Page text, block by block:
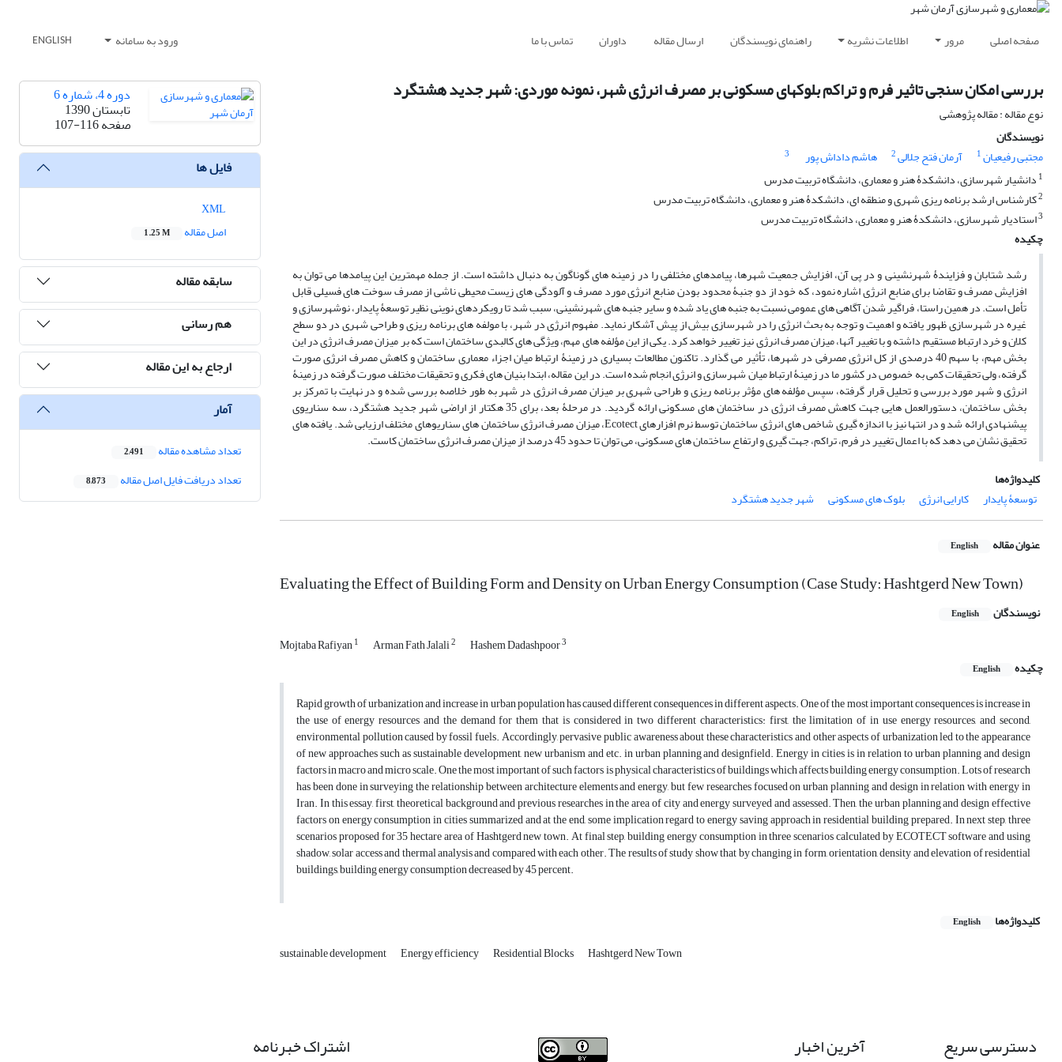
صفحه اصلی مرور اطلاعات نشریه راهنمای نویسندگان ارسال مقاله داوران تماس با ما ورود به سامانه ENGLISH
بررسی امکان سنجی تاثیر فرم و تراکم بلوکهای مسکونی بر مصرف انرژی شهر، نمونه موردی: شهر جدید هشتگرد
نوع مقاله : مقاله پژوهشی
نویسندگان
مجتبی رفیعیان1 آرمان فتح جلالی2 هاشم داداش پور
3
1 دانشیار شهرسازی، دانشکدۀ هنر و معماری، دانشگاه تربیت مدرس
2کارشناس ارشد برنامه ریزی شهری و منطقه ای، دانشکدۀ هنر و معماری، دانشگاه تربیت مدرس
3استادیار شهرسازی، دانشکدۀ هنر و معماری، دانشگاه تربیت مدرس
چکیده
رشد شتابان و فزایندۀ شهرنشینی و در پی آن، افزایش جمعیت شهرها، پیامدهای مختلفی را در زمینه های گوناگون به دنبال داشته است. از جمله مهمترین این پیامدها می توان به
افزایش مصرف و تقاضا برای منابع انرژی اشاره نمود، که خود از دو جنبۀ محدود بودن منابع انرژی مورد مصرف و آلودگی های زیست محیطی ناشی از مصرف سوخت های فسیلی قابل
تأمل است. در همین راستا، فراگیر شدن آگاهی های عمومی نسبت به جنبه های یاد شده و سایر جنبه های شهرنشینی، سبب شد تا رویکردهای نوینی نظیر توسعۀ پایدار، نوشهرسازی و
غیره در شهرسازی ظهور یافته و اهمیت و توجه به بحث انرژی را در شهرسازی بیش از پیش آشکار نماید. مفهوم انرژی در شهر، با مولفه های برنامه ریزی و طراحی شهری در دو سطح
کلان و خرد ارتباط مستقیم داشته و با تغییر آنها، میزان مصرف انرژی نیز تغییر خواهد کرد. یکی از این مؤلفه های مهم، ویژگی های کالبدی ساختمان است که بر میزان مصرف انرژی در این
بخش مهم، با سهم 40 درصدی از کل انرژی مصرفی در شهرها، تأثیر می گذارد. تاکنون مطالعات بسیاری در زمینۀ ارتباط میان اجزاء معماری ساختمان و کاهش مصرف انرژی صورت
گرفته، ولی تحقیقات کمی به خصوص در کشور ما در زمینۀ ارتباط میان شهرسازی و انرژی انجام شده است. در این مقاله، ابتدا بنیان های فکری و تحقیقات مختلف صورت گرفته در زمینۀ
انرژی و شهر مورد بررسی و تحلیل قرار گرفته، سپس مؤلفه های مؤثر برنامه ریزی و طراحی شهری بر میزان مصرف انرژی در شهر به طور خلاصه بررسی شده و در نهایت با تمرکز بر
بخش ساختمان، دستورالعمل هایی جهت کاهش مصرف انرژی در ساختمان های مسکونی ارائه گردید. در مرحلۀ بعد، برای 35 هکتار از اراضی شهر جدید هشتگرد، سه سناریوی
پیشنهادی ارائه شد و در انتها نیز با اندازه گیری شاخص های انرژی ساختمان توسط نرم افزارهای Ecotect، میزان مصرف انرژی ساختمان های سناریوهای مختلف ارزیابی شد. یافته های
تحقیق نشان می دهد که با اعمال تغییر در فرم، تراکم، جهت گیری و ارتفاع ساختمان های مسکونی، می توان تا حدود 45 درصد از میزان مصرف انرژی ساختمان کاست.
کلیدواژه‌ها
توسعۀ پایدار
کارایی انرژی بلوک های مسکونی شهر جدید هشتگرد
عنوان مقاله English
Evaluating the Effect of Building Form and Density on Urban Energy Consumption (Case Study: Hashtgerd New Town)
نویسندگان English
Mojtaba Rafiyan1 Arman Fath Jalali2 Hashem Dadashpoor3
چکیده English
Rapid growth of urbanization and increase in urban population has caused different consequences in different aspects. One of the most important consequences is increase in
the use of energy resources and the demand for them that is considered in two different characteristics: first, the limitation of in use energy resources, and second,
environmental pollution caused by fossil fuels. Accordingly, pervasive public awareness about these characteristics and other aspects of urbanization led to the appearance
of new approaches such as sustainable development, new urbanism and etc. in urban planning and designfield. Energy in cities is in relation to urban planning and design
factors in macro and micro scale. One the most important of such factors is physical characteristics of buildings which affects building energy consumption. Lots of research
has been done in surveying the relationship between architecture elements and energy, but few researches focused on urban planning and design in relation with energy in
Iran. In this essay, first, theoretical background and previous researches in the area of city and energy surveyed and assessed. Then, the urban planning and design effective
factors on energy consumption in cities summarized and at the end, some implication regard to energy saving approach in residential building prepared. In next step, three
scenarios proposed for 35 hectare area of Hashtgerd new town. At final step, building energy consumption in three scenarios calculated by ECOTECT software and using
shadow, solar access and thermal analysis and compared with each other. The results of study show that by changing in form, orientation, density and elevation of residential
buildings, building energy consumption decreased by 45 percent.
کلیدواژه‌ها English
sustainable development Energy efficiency Residential Blocks Hashtgerd New Town
دوره 4، شماره 6
تابستان 1390
صفحه107-116
فایل ها
اصل مقاله
1.25 M
سابقه مقاله
هم رسانی
ارجاع به این مقاله
آمار
تعداد مشاهده مقاله 2,491
تعداد دریافت فایل اصل مقاله 8,873
دسترسی سریع آخرین اخبار اشتراک خبرنامه